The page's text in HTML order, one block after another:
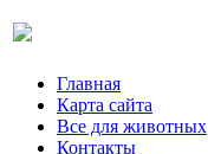
Главная
Карта сайта
Все для животных
Контакты